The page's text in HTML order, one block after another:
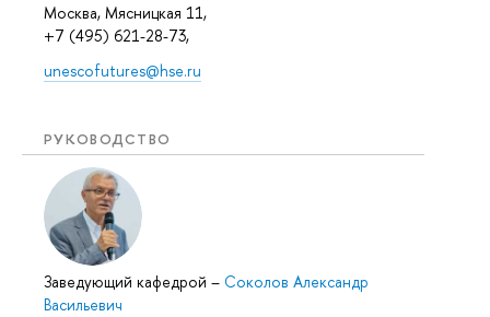
Москва, Мясницкая 11,
+7 (495) 621-28-73,
unescofutures@hse.ru
РУКОВОДСТВО
Заведующий кафедрой – Соколов Александр
Васильевич